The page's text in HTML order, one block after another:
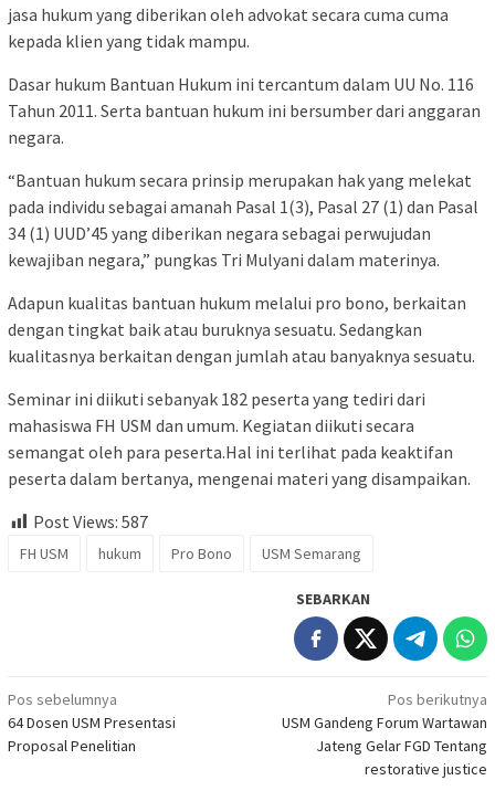
jasa hukum yang diberikan oleh advokat secara cuma cuma
kepada klien yang tidak mampu.
Dasar hukum Bantuan Hukum ini tercantum dalam UU No. 116
Tahun 2011. Serta bantuan hukum ini bersumber dari anggaran
negara.
“Bantuan hukum secara prinsip merupakan hak yang melekat
pada individu sebagai amanah Pasal 1(3), Pasal 27 (1) dan Pasal
34 (1) UUD’45 yang diberikan negara sebagai perwujudan
kewajiban negara,” pungkas Tri Mulyani dalam materinya.
Adapun kualitas bantuan hukum melalui pro bono, berkaitan
dengan tingkat baik atau buruknya sesuatu. Sedangkan
kualitasnya berkaitan dengan jumlah atau banyaknya sesuatu.
Seminar ini diikuti sebanyak 182 peserta yang tediri dari
mahasiswa FH USM dan umum. Kegiatan diikuti secara
semangat oleh para peserta.Hal ini terlihat pada keaktifan
peserta dalam bertanya, mengenai materi yang disampaikan.
Post Views: 587
FH USM hukum Pro Bono USM Semarang
SEBARKAN
Navigasi
pos
Pos sebelumnya
64 Dosen USM Presentasi
Proposal Penelitian
Pos berikutnya
USM Gandeng Forum Wartawan
Jateng Gelar FGD Tentang
restorative justice